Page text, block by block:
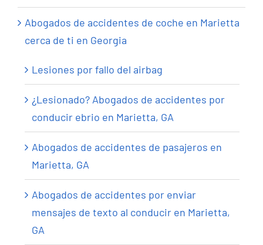
Abogados de accidentes de coche en Marietta
cerca de ti en Georgia
Lesiones por fallo del airbag
¿Lesionado? Abogados de accidentes por
conducir ebrio en Marietta, GA
Abogados de accidentes de pasajeros en
Marietta, GA
Abogados de accidentes por enviar
mensajes de texto al conducir en Marietta,
GA